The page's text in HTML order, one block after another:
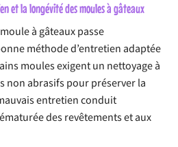
et la longévité des moules à gâteaux
à gâteaux passe
méthode d’entretien adaptée
moules exigent un nettoyage à
non abrasifs pour préserver la
entretien conduit
des revêtements et aux